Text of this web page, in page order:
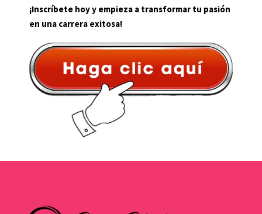
¡Inscríbete hoy y empieza a transformar tu pasión
en una carrera exitosa!